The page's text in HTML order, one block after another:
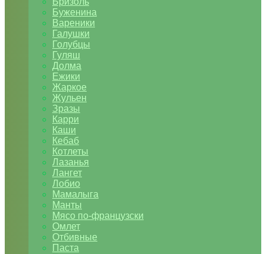
Буженина
Вареники
Галушки
Голубцы
Гуляш
Долма
Ежики
Жаркое
Жульен
Зразы
Карри
Каши
Кебаб
Котлеты
Лазанья
Лангет
Лобио
Мамалыга
Манты
Мясо по-французски
Омлет
Отбивные
Паста